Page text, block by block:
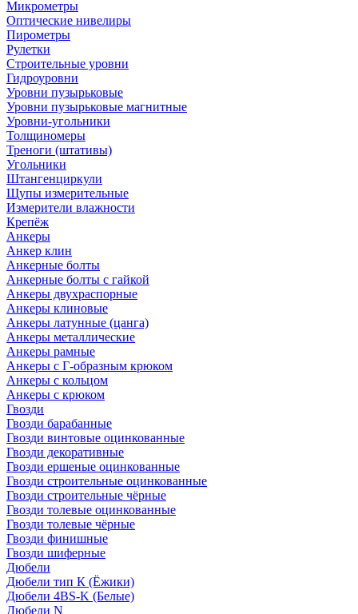
Микрометры
Оптические нивелиры
Пирометры
Рулетки
Строительные уровни
Гидроуровни
Уровни пузырьковые
Уровни пузырьковые магнитные
Уровни-угольники
Толщиномеры
Треноги (штативы)
Угольники
Штангенциркули
Щупы измерительные
Измерители влажности
Крепёж
Анкеры
Анкер клин
Анкерные болты
Анкерные болты с гайкой
Анкеры двухраспорные
Анкеры клиновые
Анкеры латунные (цанга)
Анкеры металлические
Анкеры рамные
Анкеры с Г-образным крюком
Анкеры с кольцом
Анкеры с крюком
Гвозди
Гвозди барабанные
Гвозди винтовые оцинкованные
Гвозди декоративные
Гвозди ершеные оцинкованные
Гвозди строительные оцинкованные
Гвозди строительные чёрные
Гвозди толевые оцинкованные
Гвозди толевые чёрные
Гвозди финишные
Гвозди шиферные
Дюбели
Дюбели тип К (Ёжики)
Дюбели 4BS-K (Белые)
Дюбели N